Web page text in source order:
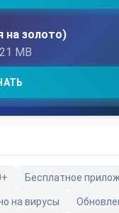
на золото)
MB
Бесплатное
на вирусы